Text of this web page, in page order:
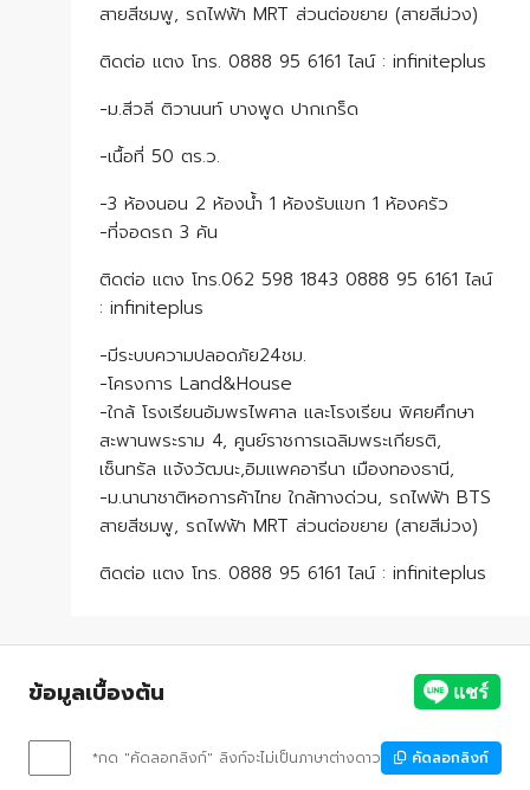
สายสีชมพู, รถไฟฟ้า MRT ส่วนต่อขยาย (สายสีม่วง)
ติดต่อ แตง โทร. 0888 95 6161 ไลน์ : infiniteplus
-ม.สีวลี ติวานนท์ บางพูด ปากเกร็ด
-เนื้อที่ 50 ตร.ว.
-3 ห้องนอน 2 ห้องน้ำ 1 ห้องรับแขก 1 ห้องครัว
-ที่จอดรถ 3 คัน
ติดต่อ แตง โทร.062 598 1843 0888 95 6161 ไลน์
: infiniteplus
-มีระบบความปลอดภัย24ชม.
-โครงการ Land&House
-ใกล้ โรงเรียนอัมพรไพศาล และโรงเรียน พิศยศึกษา
สะพานพระราม 4, ศูนย์ราชการเฉลิมพระเกียรติ,
เซ็นทรัล แจ้งวัฒนะ,อิมแพคอารีนา เมืองทองธานี,
-ม.นานาชาติหอการค้าไทย ใกล้ทางด่วน, รถไฟฟ้า BTS
สายสีชมพู, รถไฟฟ้า MRT ส่วนต่อขยาย (สายสีม่วง)
ติดต่อ แตง โทร. 0888 95 6161 ไลน์ : infiniteplus
ข้อมูลเบื้องต้น
*กด "คัดลอกลิงก์" ลิงก์จะไม่เป็นภาษาต่างดาว คัดลอกลิงก์